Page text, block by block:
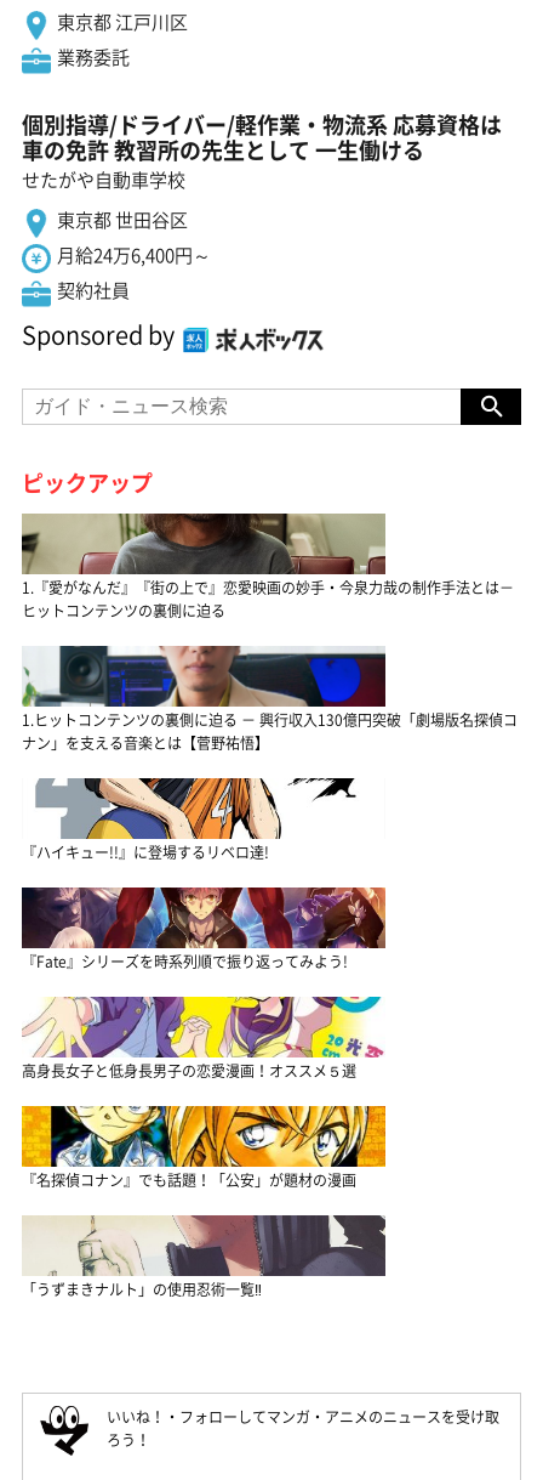
東京都 江戸川区
業務委託
個別指導/ドライバー/軽作業・物流系 応募資格は
車の免許 教習所の先生として 一生働ける
せたがや自動車学校
東京都 世田谷区
月給24万6,400円～
契約社員
Sponsored by
ピックアップ
1.『愛がなんだ』『街の上で』恋愛映画の妙手・今泉力哉の制作手法とは－
ヒットコンテンツの裏側に迫る
1.ヒットコンテンツの裏側に迫る － 興行収入130億円突破「劇場版名探偵コ
ナン」を支える音楽とは【菅野祐悟】
『ハイキュー!!』に登場するリベロ達!
『Fate』シリーズを時系列順で振り返ってみよう!
高身長女子と低身長男子の恋愛漫画！オススメ５選
『名探偵コナン』でも話題！「公安」が題材の漫画
「うずまきナルト」の使用忍術一覧‼
いいね！・フォローしてマンガ・アニメのニュースを受け取
ろう！